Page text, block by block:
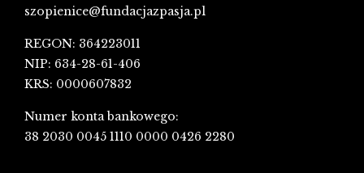
szopienice@fundacjazpasja.pl
REGON: 364223011
NIP: 634-28-61-406
KRS: 0000607832
Numer konta bankowego:
38 2030 0045 1110 0000 0426 2280